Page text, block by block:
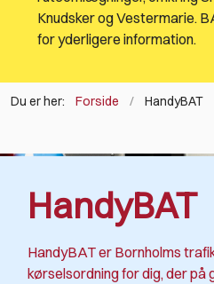
Knudsker og Vestermarie.
for yderligere information.
Du er her: Forside HandyBAT
HandyBAT
HandyBAT er Bornholms
kørselsordning for dig, der